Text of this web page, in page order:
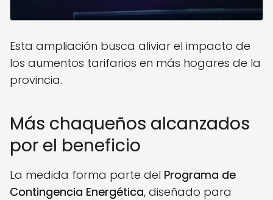
Esta ampliación busca aliviar el impacto de
los aumentos tarifarios en más hogares de la
provincia.
Más chaqueños alcanzados
por el beneficio
La medida forma parte del Programa de
Contingencia Energética, diseñado para